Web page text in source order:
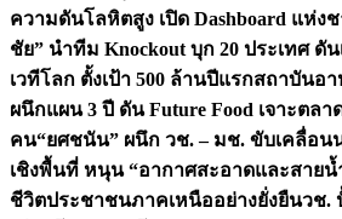
ความดันโลหิตสูง เปิด Dashboard แห่ง
ชัย” นำทีม Knockout บุก 20 ประเทศ ดั
เวทีโลก ตั้งเป้า 500 ล้านปีแรกสถาบันอา
ผนึกแผน 3 ปี ดัน Future Food เจาะตลา
คน“ยศชนัน” ผนึก วช. – มช. ขับเคลื่อน
เชิงพื้นที่ หนุน “อากาศสะอาดและสาย
ชีวิตประชาชนภาคเหนืออย่างยั่งยืนวช.